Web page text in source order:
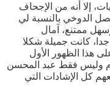
إلا أنه من الإجحاف
الدوخي بالنسبة لي
وسهل ممتنع، آمال
كانت جميلة شكلا
هذا الظهور الأول
وليس فقط عبد المحسن
كل الإشادات التي